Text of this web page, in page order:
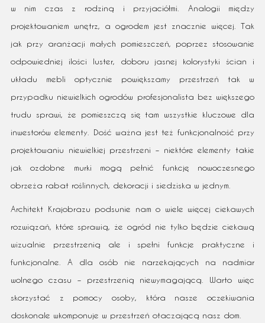
w nim czas z rodziną i przyjaciółmi. Analogii między
projektowaniem wnętrz, a ogrodem jest znacznie więcej. Tak
jak przy aranżacji małych pomieszczeń, poprzez stosowanie
odpowiedniej ilości luster, doboru jasnej kolorystyki ścian i
układu mebli optycznie powiększamy przestrzeń tak w
przypadku niewielkich ogrodów profesjonalista bez większego
trudu sprawi, że pomieszczą się tam wszystkie kluczowe dla
inwestorów elementy. Dość ważna jest też funkcjonalność przy
projektowaniu niewielkiej przestrzeni – niektóre elementy takie
jak ozdobne murki mogą pełnić funkcję nowoczesnego
obrzeża rabat roślinnych, dekoracji i siedziska w jednym.
Architekt Krajobrazu podsunie nam o wiele więcej ciekawych
rozwiązań, które sprawią, że ogród nie tylko będzie ciekawą
wizualnie przestrzenią ale i spełni funkcje praktyczne i
funkcjonalne. A dla osób nie narzekających na nadmiar
wolnego czasu – przestrzenią niewymagającą. Warto więc
skorzystać z pomocy osoby, która nasze oczekiwania
doskonale wkomponuje w przestrzeń otaczającą nasz dom.